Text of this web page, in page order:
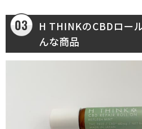
H THINKのCBDロー
んな商品